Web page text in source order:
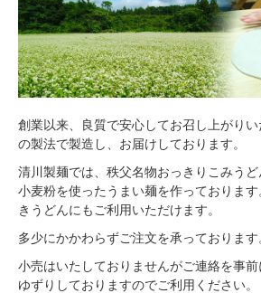
創業以来、良質で安心してお召し上がり
の製法で製造し、お届けしております。
清川製麺では、秩父名物おっきりこみう
小麦粉を使ったうまい麺を作っておりま
きうどんにもご利用いただけます。
多少にかかわらずご注文を承っております
小売はいたしておりませんがご連絡を事
ゆずりしておりますのでご利用ください。